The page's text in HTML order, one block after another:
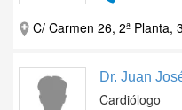
C/ Carmen 26, 2ª Planta,
Dr. Juan
Cardiólogo